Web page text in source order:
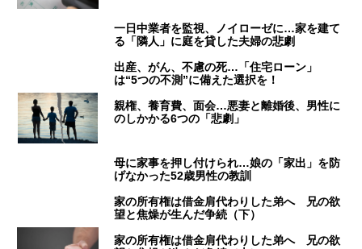
一日中業者を監視、ノイローゼに…家を建て
る「隣人」に庭を貸した夫婦の悲劇
出産、がん、不慮の死…「住宅ローン」
は“5つの不測”に備えた選択を！
親権、養育費、面会…悪妻と離婚後、男性に
のしかかる6つの「悲劇」
母に家事を押し付けられ…娘の「家出」を防
げなかった52歳男性の教訓
家の所有権は借金肩代わりした弟へ 兄の欲
望と焦燥が生んだ争続（下）
家の所有権は借金肩代わりした弟へ 兄の欲